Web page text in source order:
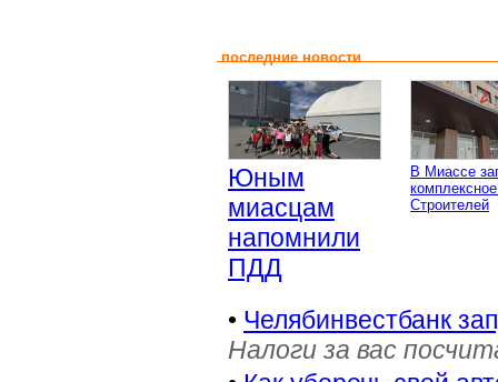
последние новости
Юным
миасцам
напомнили
ПДД
В Миассе
Строителей
• Челябинвестбанк
Налоги за вас